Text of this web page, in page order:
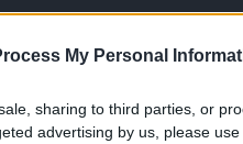
My Personal
sharing to third parties, or
advertising by us, please